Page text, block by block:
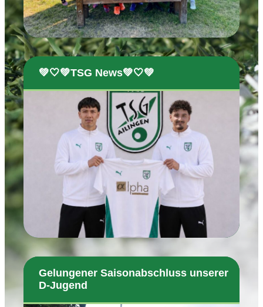
💚🤍💚TSG News💚🤍💚
Gelungener Saisonabschluss unserer
D-Jugend